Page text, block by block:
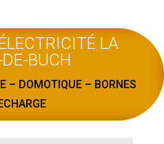
LA
BUCH
– DOMOTIQUE – BORNES